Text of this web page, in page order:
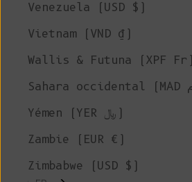
Venezuela (USD $)
Vietnam (VND ₫)
Wallis & Futuna (XPF Fr)
Yémen (YER ﷼)
Zambie (EUR €)
Zimbabwe (USD $)